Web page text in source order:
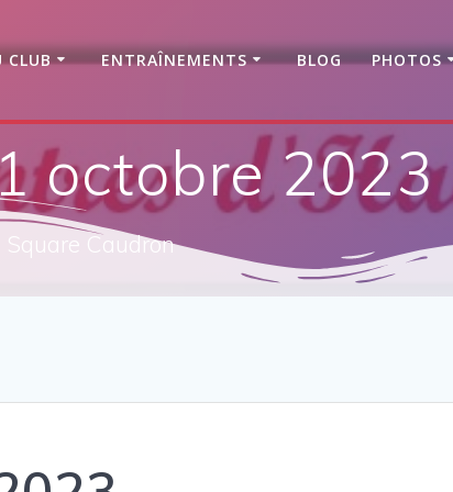
CLUB ENTRAÎNEMENTS BLOG PHOTOS
octobre 2023
Caudron